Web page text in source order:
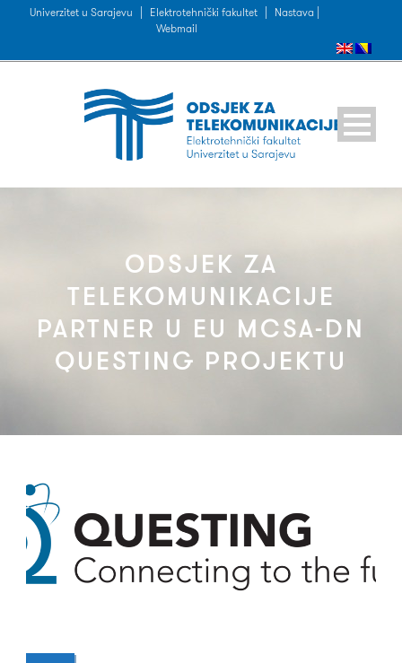
Univerzitet u Sarajevu Elektrotehnički fakultet
Nastava |
Webmail
ODSJEK ZA
TELEKOMUNIKACIJE
PARTNER U EU MCSA-DN
QUESTING PROJEKTU